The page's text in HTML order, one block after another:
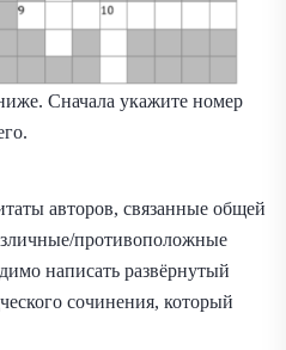
Сначала укажите номер
авторов, связанные общей
противоположные
написать развёрнутый
сочинения, который